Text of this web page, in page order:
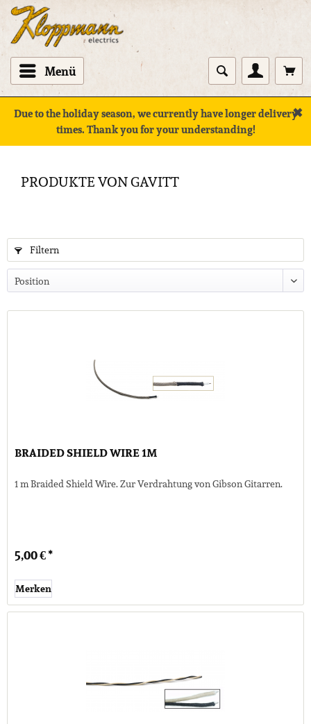
Menü
Due to the holiday season, we currently have longer delivery
times. Thank you for your understanding!
✖
PRODUKTE VON GAVITT
Filtern
BRAIDED SHIELD WIRE 1M
1 m Braided Shield Wire. Zur Verdrahtung von Gibson Gitarren.
5,00 € *
Merken